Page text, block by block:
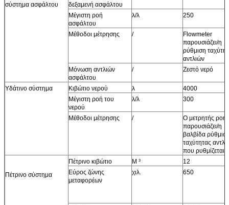
σύστημα ασφάλτου
δεξαμενή ασφάλτου
Μέγιστη ροή
ασφάλτου
λ/λ 250
Μέθοδοι μέτρησης /
Flowmeter
παρουσιάζει/η
ρύθμιση
αντλιών
Μόνωση αντλιών
ασφάλτου
/ Ζεστό νερό
Υδάτινο σύστημα Κιβώτιο νερού λ
4000
Μέγιστη ροή του
νερού
λ/λ 300
Μέθοδοι μέτρησης /
Ο μετρητής ροής
παρουσιάζει/η
βαλβίδα
ταχύτητας
που ρυθμίζεται
Πέτρινο σύστημα
Πέτρινο κιβώτιο Μ ³
12
Εύρος ζώνης
μεταφορέων
χιλ. 650